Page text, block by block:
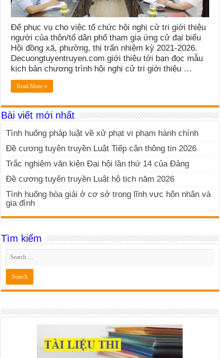
Để phục vụ cho việc tổ chức hội nghị cử tri giới thiệu
người của thôn/tổ dân phố tham gia ứng cử đại biểu
Hội đồng xã, phường, thị trấn nhiệm kỳ 2021-2026.
Decuongtuyentruyen.com giới thiệu tới bạn đọc mẫu
kịch bản chương trình hội nghị cử tri giới thiệu …
Read More »
Bài viết mới nhất
Tình huống pháp luật về xử phạt vi phạm hành chính
Đề cương tuyên truyền Luật Tiếp cận thông tin 2026
Trắc nghiệm văn kiện Đại hội lần thứ 14 của Đảng
Đề cương tuyên truyền Luật hộ tịch năm 2026
Tình huống hòa giải ở cơ sở trong lĩnh vực hôn nhân và
gia đình
Tìm kiếm